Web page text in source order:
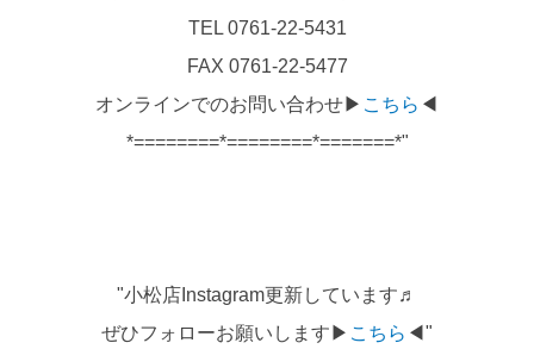
TEL 0761-22-5431
FAX 0761-22-5477
オンラインでのお問い合わせ▶ こちら ◀
*========*========*=======*"
"小松店Instagram更新しています♬
ぜひフォローお願いします▶ こちら ◀"